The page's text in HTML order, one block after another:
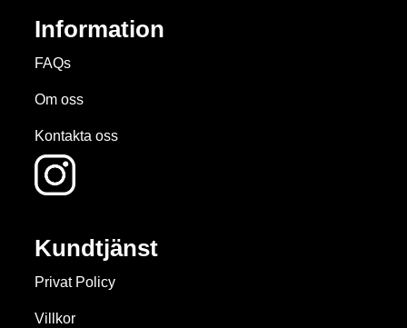
Information
FAQs
Om oss
Kontakta oss
Kundtjänst
Privat Policy
Villkor